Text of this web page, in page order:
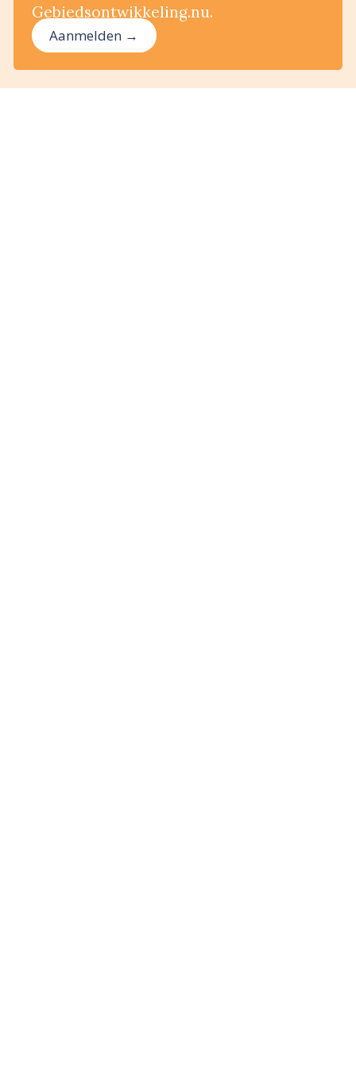
Gebiedsontwikkeling.nu.
Aanmelden →